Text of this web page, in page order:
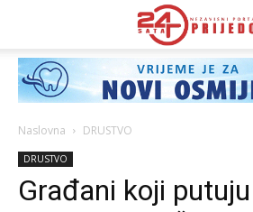
Naslovna DRUSTVO
DRUSTVO
Građani koji